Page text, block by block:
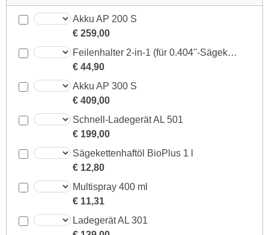
Akku AP 200 S
€ 259,00
Feilenhalter 2-in-1 (für 0.404''-Sägeketten - ø 5,5 mm)
€ 44,90
Akku AP 300 S
€ 409,00
Schnell-Ladegerät AL 501
€ 199,00
Sägekettenhaftöl BioPlus 1 l
€ 12,80
Multispray 400 ml
€ 11,31
Ladegerät AL 301